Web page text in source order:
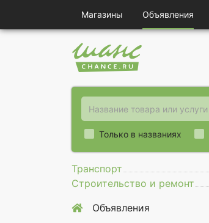
Магазины Объявления
Только в названиях
Транспорт
Строительство и ремонт
Объявления